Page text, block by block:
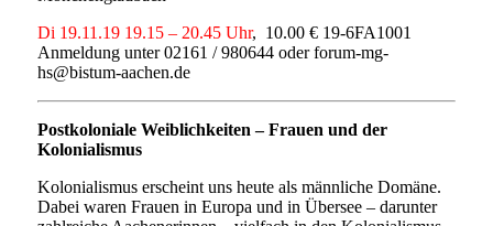
Di 19.11.19 19.15 – 20.45 Uhr, 10.00 € 19-6FA1001
Anmeldung unter 02161 / 980644 oder forum-mg-
hs@bistum-aachen.de
Postkoloniale Weiblichkeiten – Frauen und der
Kolonialismus
Kolonialismus erscheint uns heute als männliche Domäne.
Dabei waren Frauen in Europa und in Übersee – darunter